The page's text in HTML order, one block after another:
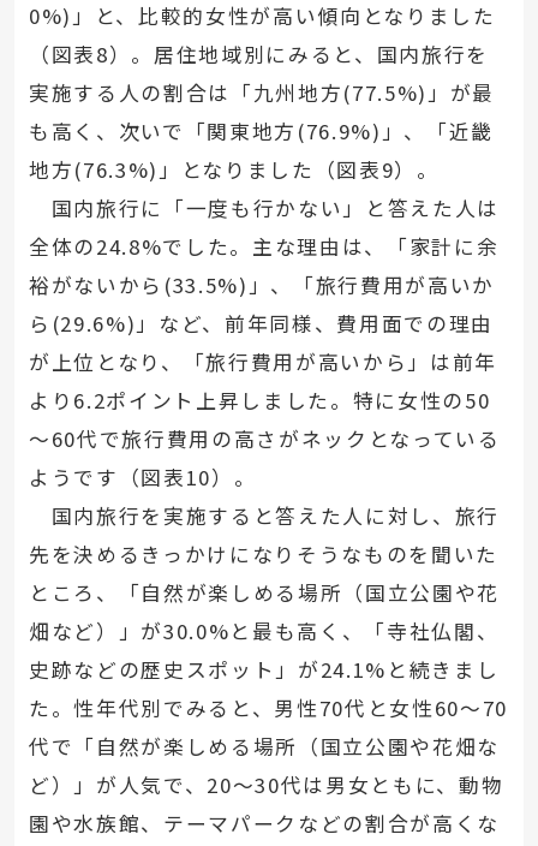
0%)」と、比較的女性が高い傾向となりました
（図表8）。居住地域別にみると、国内旅行を
実施する人の割合は「九州地方(77.5%)」が最
も高く、次いで「関東地方(76.9%)」、「近畿
地方(76.3%)」となりました（図表9）。
国内旅行に「一度も行かない」と答えた人は
全体の24.8%でした。主な理由は、「家計に余
裕がないから(33.5%)」、「旅行費用が高いか
ら(29.6%)」など、前年同様、費用面での理由
が上位となり、「旅行費用が高いから」は前年
より6.2ポイント上昇しました。特に女性の50
～60代で旅行費用の高さがネックとなっている
ようです（図表10）。
国内旅行を実施すると答えた人に対し、旅行
先を決めるきっかけになりそうなものを聞いた
ところ、「自然が楽しめる場所（国立公園や花
畑など）」が30.0%と最も高く、「寺社仏閣、
史跡などの歴史スポット」が24.1%と続きまし
た。性年代別でみると、男性70代と女性60～70
代で「自然が楽しめる場所（国立公園や花畑な
ど）」が人気で、20～30代は男女ともに、動物
園や水族館、テーマパークなどの割合が高くな